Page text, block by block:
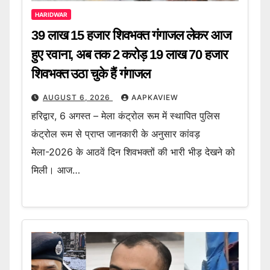
HARIDWAR
39 लाख 15 हजार शिवभक्त गंगाजल लेकर आज
हुए रवाना, अब तक 2 करोड़ 19 लाख 70 हजार
शिवभक्त उठा चुके हैं गंगाजल
AUGUST 6, 2026 AAPKAVIEW
हरिद्वार, 6 अगस्त – मेला कंट्रोल रूम में स्थापित पुलिस
कंट्रोल रूम से प्राप्त जानकारी के अनुसार कांवड़
मेला-2026 के आठवें दिन शिवभक्तों की भारी भीड़ देखने को
मिली। आज…